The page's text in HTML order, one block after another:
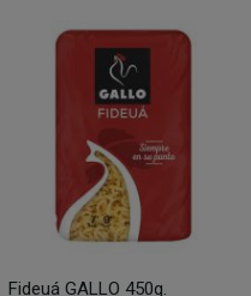
Fideuá GALLO 450g.